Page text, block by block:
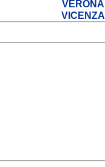
VERONA
VICENZA